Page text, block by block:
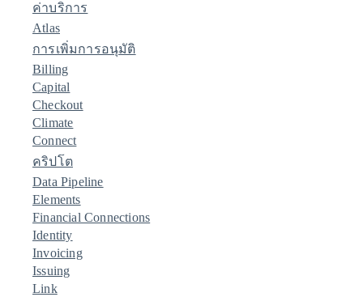
ค่าบริการ
Atlas
การเพิ่มการอนุมัติ
Billing
Capital
Checkout
Climate
Connect
คริปโต
Data Pipeline
Elements
Financial Connections
Identity
Invoicing
Issuing
Link